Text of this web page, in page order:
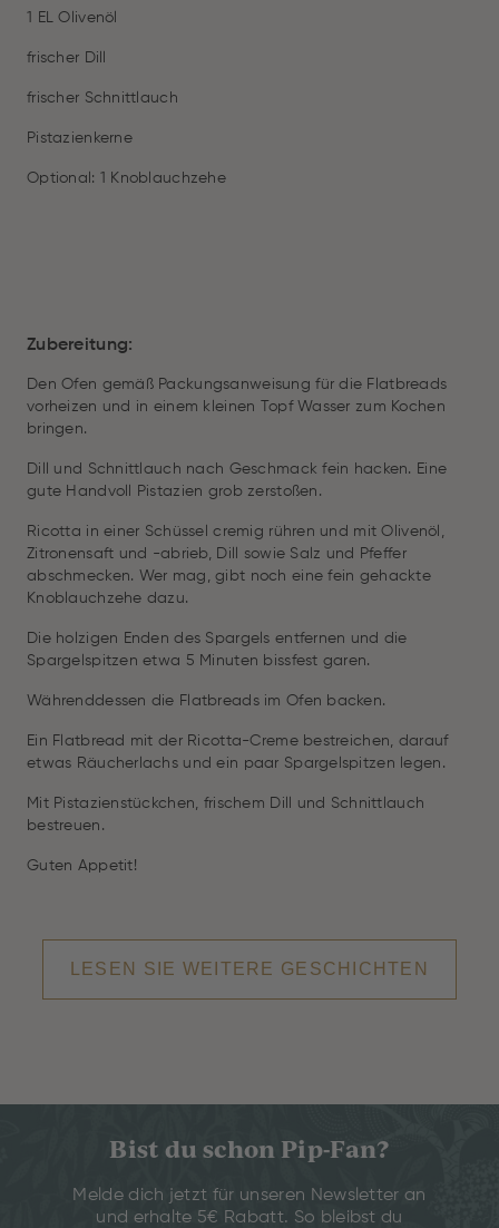
1 EL Olivenöl
frischer Dill
frischer Schnittlauch
Pistazienkerne
Optional: 1 Knoblauchzehe
Zubereitung:
Den Ofen gemäß Packungsanweisung für die Flatbreads
vorheizen und in einem kleinen Topf Wasser zum Kochen
bringen.
Dill und Schnittlauch nach Geschmack fein hacken. Eine
gute Handvoll Pistazien grob zerstoßen.
Ricotta in einer Schüssel cremig rühren und mit Olivenöl,
Zitronensaft und -abrieb, Dill sowie Salz und Pfeffer
abschmecken. Wer mag, gibt noch eine fein gehackte
Knoblauchzehe dazu.
Die holzigen Enden des Spargels entfernen und die
Spargelspitzen etwa 5 Minuten bissfest garen.
Währenddessen die Flatbreads im Ofen backen.
Ein Flatbread mit der Ricotta-Creme bestreichen, darauf
etwas Räucherlachs und ein paar Spargelspitzen legen.
Mit Pistazienstückchen, frischem Dill und Schnittlauch
bestreuen.
Guten Appetit!
LESEN SIE WEITERE GESCHICHTEN
Bist du schon Pip-Fan?
Melde dich jetzt für unseren Newsletter an
und erhalte 5€ Rabatt. So bleibst du